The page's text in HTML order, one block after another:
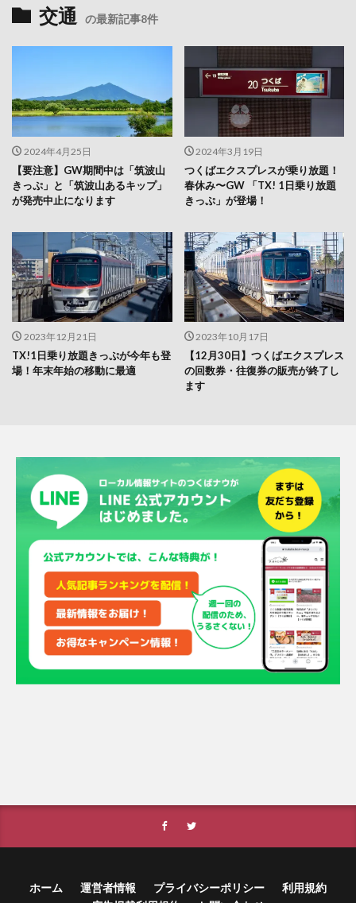
交通 の最新記事8件
2024年4月25日
【要注意】GW期間中は「筑波山
きっぷ」と「筑波山あるキップ」
が発売中止になります
2024年3月19日
つくばエクスプレスが乗り放題！
春休み〜GW 「TX! 1日乗り放題
きっぷ」が登場！
2023年12月21日
TX!1日乗り放題きっぷが今年も登
場！年末年始の移動に最適
2023年10月17日
【12月30日】つくばエクスプレス
の回数券・往復券の販売が終了し
ます
ホーム 運営者情報 プライバシーポリシー
利用規約